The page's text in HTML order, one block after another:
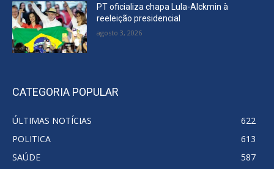
PT oficializa chapa Lula-Alckmin à
reeleição presidencial
agosto 3, 2026
CATEGORIA POPULAR
ÚLTIMAS NOTÍCIAS
622
POLITICA
613
SAÚDE
587